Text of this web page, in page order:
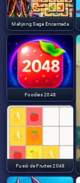
Mahjong Saga Encantada
Foodies 2048
Fusió de Fruites 2048